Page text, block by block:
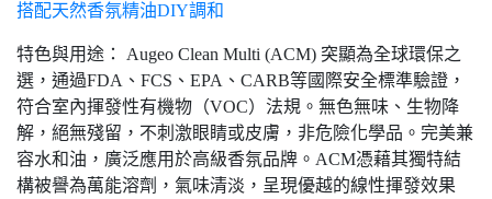
搭配天然香氛精油DIY調和
特色與用途： Augeo Clean Multi (ACM) 突顯為全球環保之
選，通過FDA、FCS、EPA、CARB等國際安全標準驗證，
符合室內揮發性有機物（VOC）法規。無色無味、生物降
解，絕無殘留，不刺激眼睛或皮膚，非危險化學品。完美兼
容水和油，廣泛應用於高級香氛品牌。ACM憑藉其獨特結
構被譽為萬能溶劑，氣味清淡，呈現優越的線性揮發效果